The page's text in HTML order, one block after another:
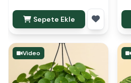
Sepete Ekle
Video